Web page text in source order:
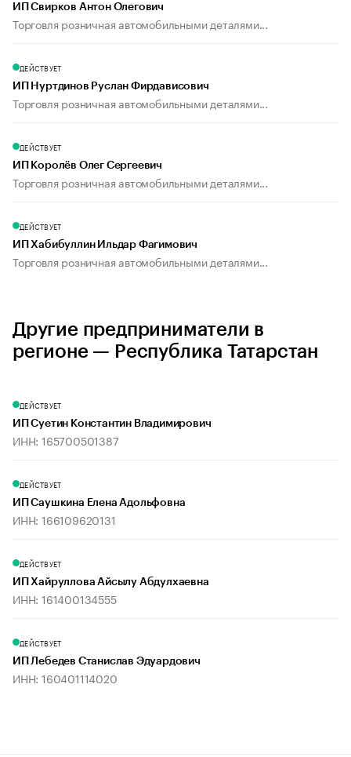
ИП Свирков Антон Олегович
Торговля розничная автомобильными деталями...
ДЕЙСТВУЕТ
ИП Нуртдинов Руслан Фирдависович
Торговля розничная автомобильными деталями...
ДЕЙСТВУЕТ
ИП Королёв Олег Сергеевич
Торговля розничная автомобильными деталями...
ДЕЙСТВУЕТ
ИП Хабибуллин Ильдар Фагимович
Торговля розничная автомобильными деталями...
Другие предприниматели в
регионе — Республика Татарстан
ДЕЙСТВУЕТ
ИП Суетин Константин Владимирович
ИНН: 165700501387
ДЕЙСТВУЕТ
ИП Саушкина Елена Адольфовна
ИНН: 166109620131
ДЕЙСТВУЕТ
ИП Хайруллова Айсылу Абдулхаевна
ИНН: 161400134555
ДЕЙСТВУЕТ
ИП Лебедев Станислав Эдуардович
ИНН: 160401114020